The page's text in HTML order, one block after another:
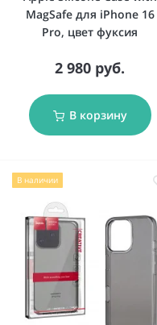
MagSafe для iPhone 16
Pro, цвет фуксия
2 980 руб.
В корзину
В наличии